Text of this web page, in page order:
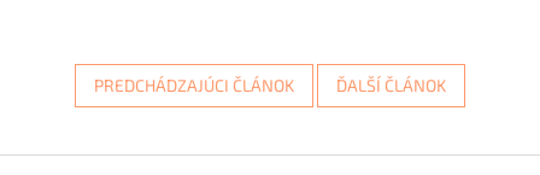
PREDCHÁDZAJÚCI ČLÁNOK ĎALŠÍ ČLÁNOK